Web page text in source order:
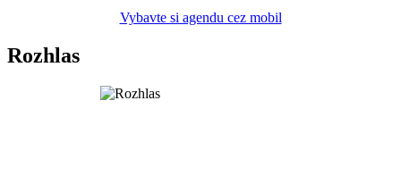
Vybavte si agendu cez mobil
Rozhlas